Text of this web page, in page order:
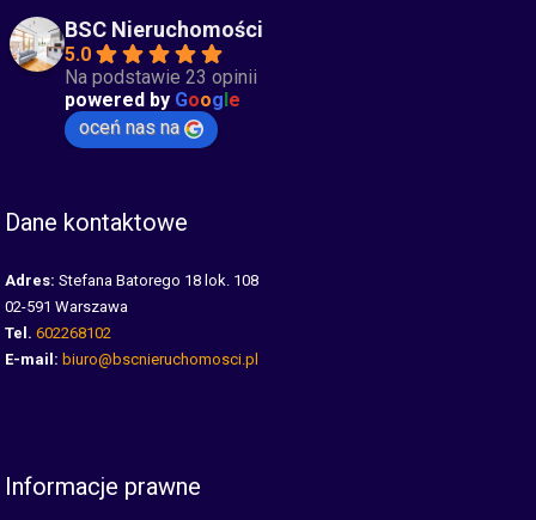
BSC Nieruchomości
5.0
Na podstawie 23 opinii
powered by Goog e
oceń nas na
Dane kontaktowe
Adres: Stefana Batorego 18 lok. 108
02-591 Warszawa
Tel. 602268102
E-mail: biuro@bscnieruchomosci.pl
Informacje prawne